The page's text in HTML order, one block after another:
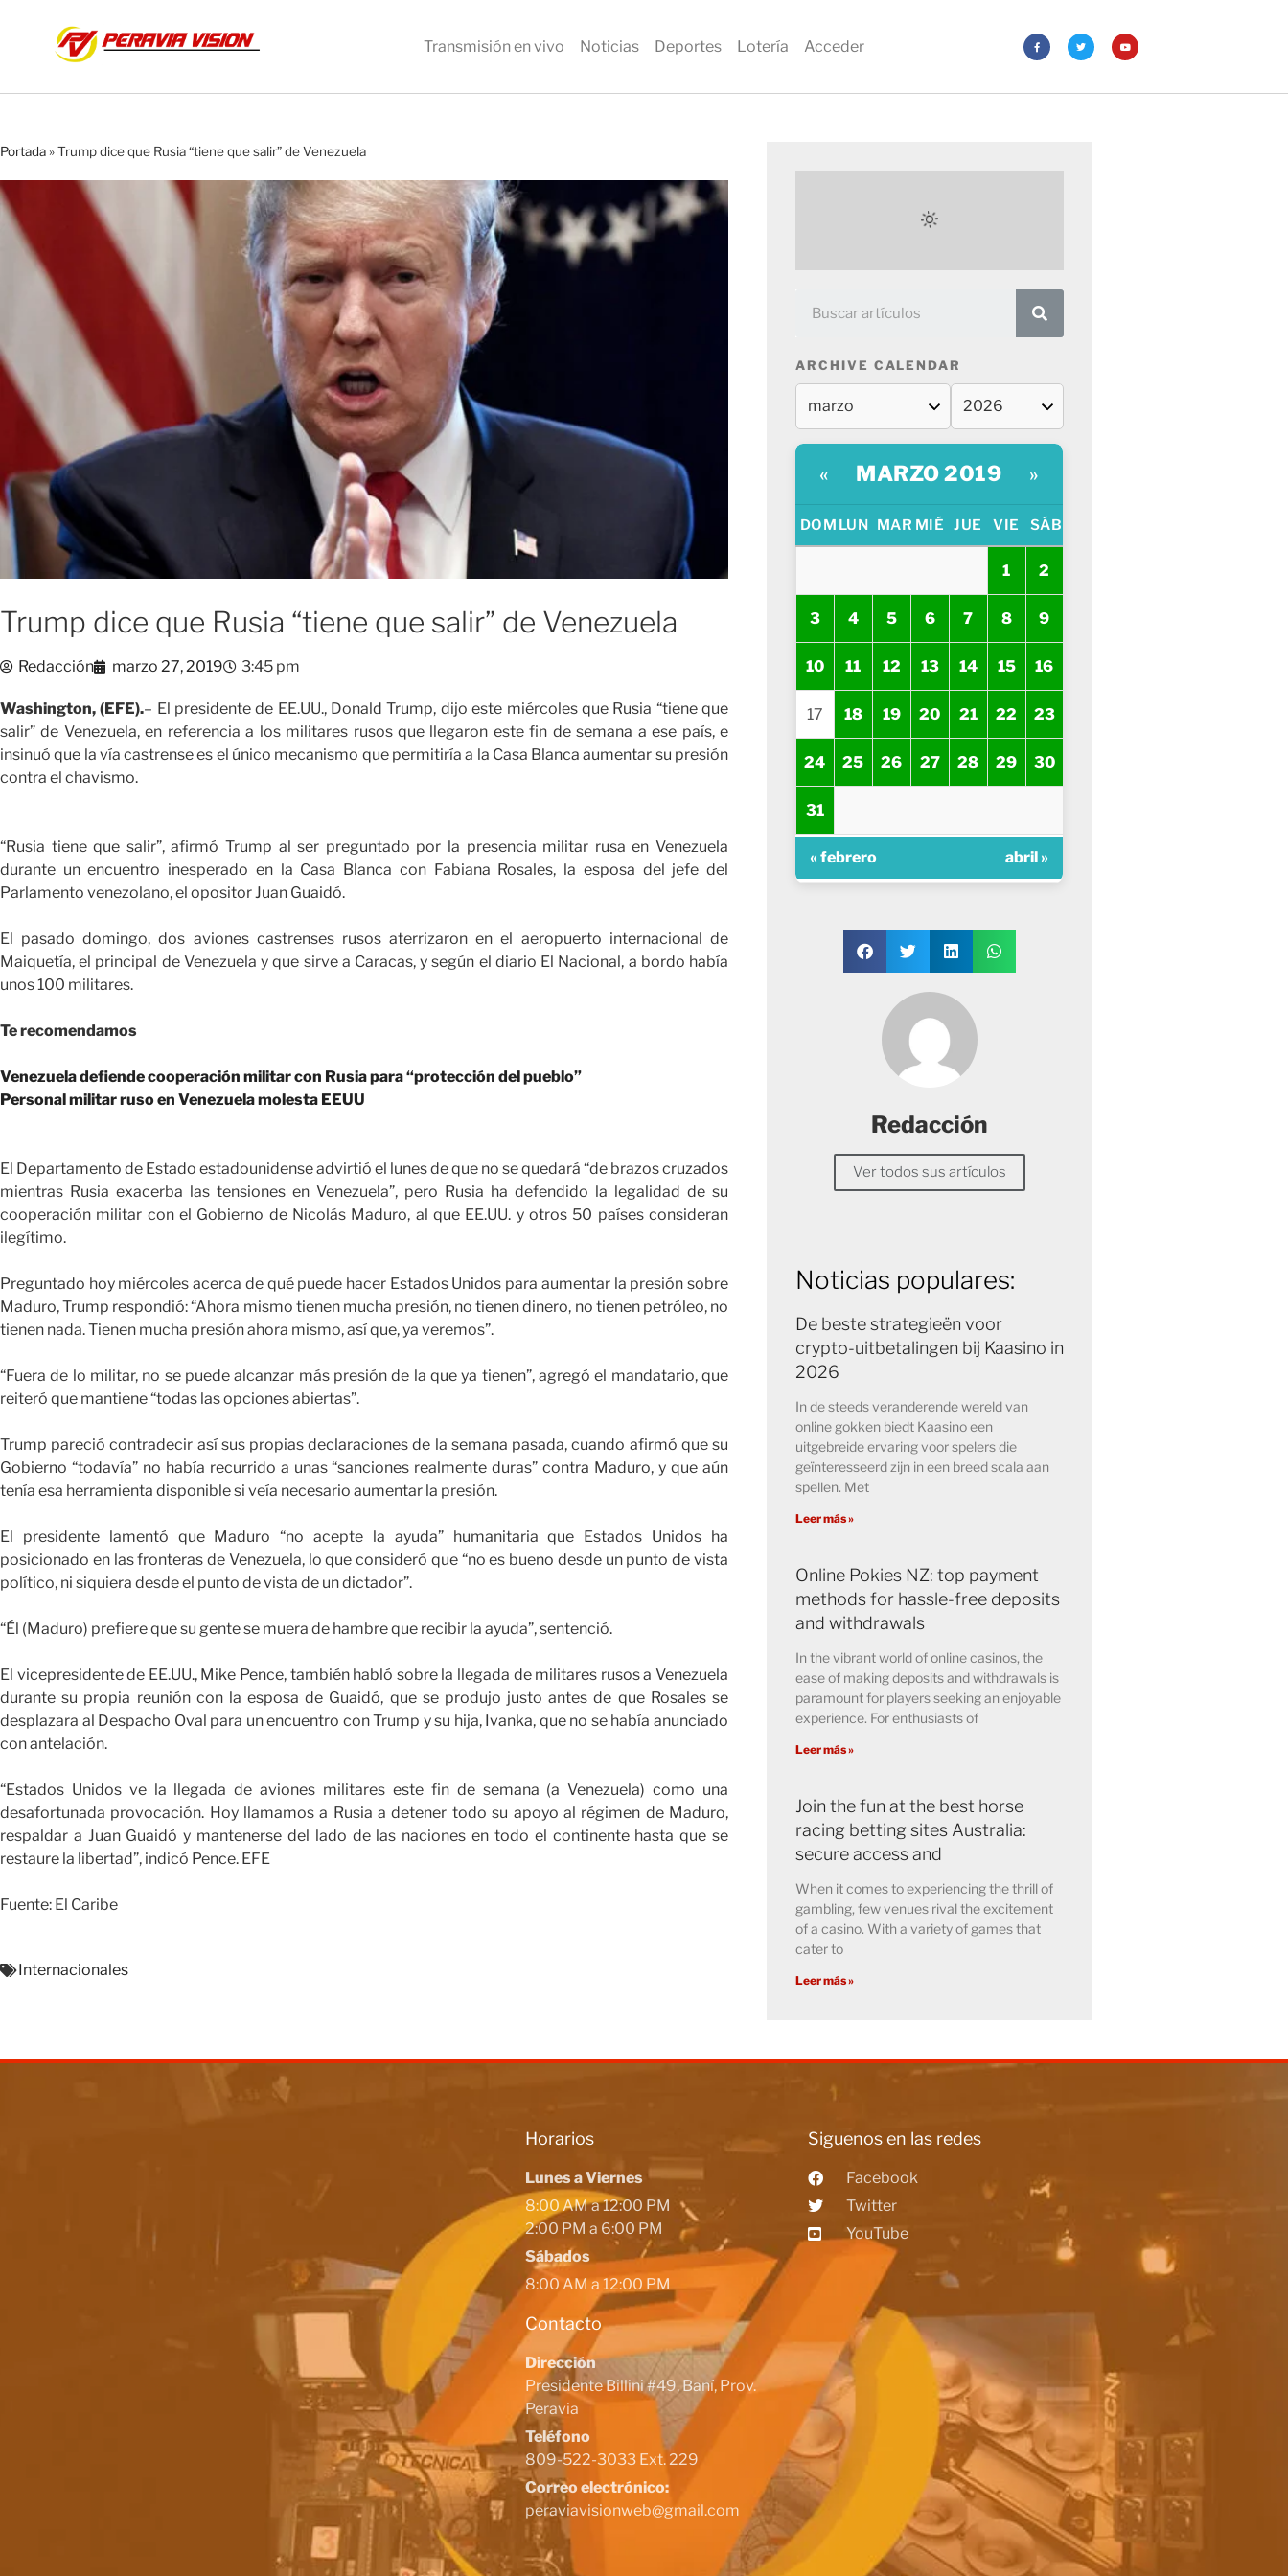
Transmisión en vivo Noticias Deportes Lotería Acceder
Portada»Trump dice que Rusia “tiene que salir” de Venezuela
Trump dice que Rusia “tiene que salir” de Venezuela
Redacción marzo 27, 2019 3:45 pm
Washington, (EFE).– El presidente de EE.UU., Donald Trump, dijo este miércoles que Rusia “tiene que
salir” de Venezuela, en referencia a los militares rusos que llegaron este fin de semana a ese país, e
insinuó que la vía castrense es el único mecanismo que permitiría a la Casa Blanca aumentar su presión
contra el chavismo.
“Rusia tiene que salir”, afirmó Trump al ser preguntado por la presencia militar rusa en Venezuela
durante un encuentro inesperado en la Casa Blanca con Fabiana Rosales, la esposa del jefe del
Parlamento venezolano, el opositor Juan Guaidó.
El pasado domingo, dos aviones castrenses rusos aterrizaron en el aeropuerto internacional de
Maiquetía, el principal de Venezuela y que sirve a Caracas, y según el diario El Nacional, a bordo había
unos 100 militares.
Te recomendamos
Venezuela defiende cooperación militar con Rusia para “protección del pueblo”
Personal militar ruso en Venezuela molesta EEUU
El Departamento de Estado estadounidense advirtió el lunes de que no se quedará “de brazos cruzados
mientras Rusia exacerba las tensiones en Venezuela”, pero Rusia ha defendido la legalidad de su
cooperación militar con el Gobierno de Nicolás Maduro, al que EE.UU. y otros 50 países consideran
ilegítimo.
Preguntado hoy miércoles acerca de qué puede hacer Estados Unidos para aumentar la presión sobre
Maduro, Trump respondió: “Ahora mismo tienen mucha presión, no tienen dinero, no tienen petróleo, no
tienen nada. Tienen mucha presión ahora mismo, así que, ya veremos”.
“Fuera de lo militar, no se puede alcanzar más presión de la que ya tienen”, agregó el mandatario, que
reiteró que mantiene “todas las opciones abiertas”.
Trump pareció contradecir así sus propias declaraciones de la semana pasada, cuando afirmó que su
Gobierno “todavía” no había recurrido a unas “sanciones realmente duras” contra Maduro, y que aún
tenía esa herramienta disponible si veía necesario aumentar la presión.
El presidente lamentó que Maduro “no acepte la ayuda” humanitaria que Estados Unidos ha
posicionado en las fronteras de Venezuela, lo que consideró que “no es bueno desde un punto de vista
político, ni siquiera desde el punto de vista de un dictador”.
“Él (Maduro) prefiere que su gente se muera de hambre que recibir la ayuda”, sentenció.
El vicepresidente de EE.UU., Mike Pence, también habló sobre la llegada de militares rusos a Venezuela
durante su propia reunión con la esposa de Guaidó, que se produjo justo antes de que Rosales se
desplazara al Despacho Oval para un encuentro con Trump y su hija, Ivanka, que no se había anunciado
con antelación.
“Estados Unidos ve la llegada de aviones militares este fin de semana (a Venezuela) como una
desafortunada provocación. Hoy llamamos a Rusia a detener todo su apoyo al régimen de Maduro,
respaldar a Juan Guaidó y mantenerse del lado de las naciones en todo el continente hasta que se
restaure la libertad”, indicó Pence. EFE
Fuente: El Caribe
Internacionales
ARCHIVE CALENDAR
« MARZO 2019 »
DOM LUN MAR MIÉ JUE VIE SÁB
1 2
3 4 5 6 7 8 9
10 11 12 13 14 15 16
17 18 19 20 21 22 23
24 25 26 27 28 29 30
31
« febrero abril »
Redacción
Ver todos sus artículos
Noticias populares:
De beste strategieën voor
crypto-uitbetalingen bij Kaasino in
2026
In de steeds veranderende wereld van
online gokken biedt Kaasino een
uitgebreide ervaring voor spelers die
geïnteresseerd zijn in een breed scala aan
spellen. Met
Leer más »
Online Pokies NZ: top payment
methods for hassle-free deposits
and withdrawals
In the vibrant world of online casinos, the
ease of making deposits and withdrawals is
paramount for players seeking an enjoyable
experience. For enthusiasts of
Leer más »
Join the fun at the best horse
racing betting sites Australia:
secure access and
When it comes to experiencing the thrill of
gambling, few venues rival the excitement
of a casino. With a variety of games that
cater to
Leer más »
Horarios
Lunes a Viernes
8:00 AM a 12:00 PM
2:00 PM a 6:00 PM
Sábados
8:00 AM a 12:00 PM
Contacto
Dirección
Presidente Billini #49, Baní, Prov.
Peravia
Teléfono
809-522-3033 Ext. 229
Correo electrónico:
peraviavisionweb@gmail.com
Siguenos en las redes
Facebook
Twitter
YouTube